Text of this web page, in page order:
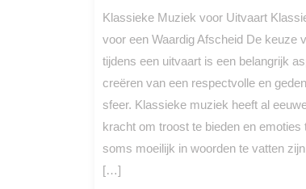
Klassieke Muziek voor Uitvaart
voor een Waardig Afscheid De keuze
tijdens een uitvaart is een belangrijk
creëren van een respectvolle en
sfeer. Klassieke muziek heeft al
kracht om troost te bieden en emoties
soms moeilijk in woorden te vatten
[…]